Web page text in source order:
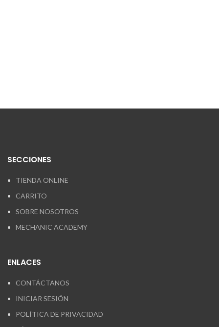
SECCIONES
TIENDA ONLINE
CARRITO
SOBRE NOSOTROS
MECHANIC ACADEMY
ENLACES
CONTÁCTANOS
INICIAR SESIÓN
POLÍTICA DE PRIVACIDAD